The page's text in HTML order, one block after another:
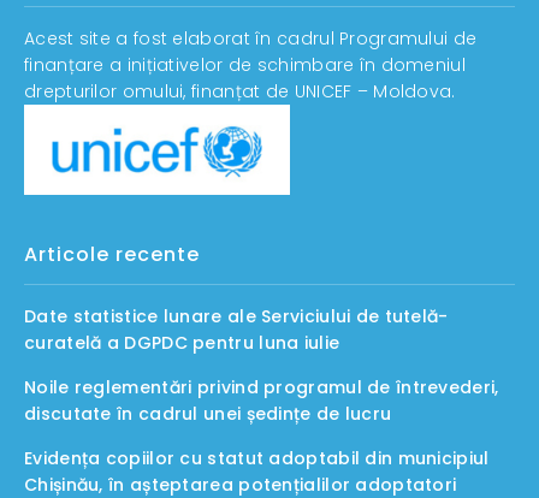
Acest site a fost elaborat în cadrul Programului de
finanțare a inițiativelor de schimbare în domeniul
drepturilor omului, finanțat de UNICEF – Moldova.
Articole recente
Date statistice lunare ale Serviciului de tutelă-
curatelă a DGPDC pentru luna iulie
Noile reglementări privind programul de întrevederi,
discutate în cadrul unei ședințe de lucru
Evidența copiilor cu statut adoptabil din municipiul
Chișinău, în așteptarea potențialilor adoptatori